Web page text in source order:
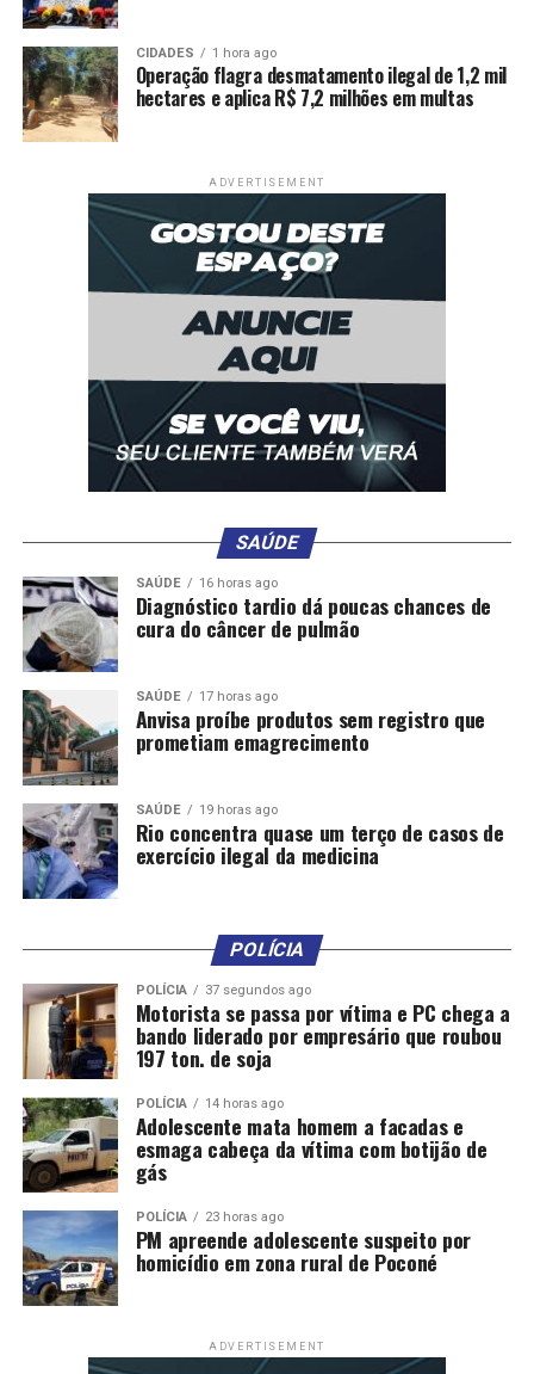
Comentários
MILITAR POLICIA
PM invade cativeiro, resgata três vítimas de sequestro e
tortura, e prende quatro bandidos em MT
Estelionatário é preso por fraude na venda de celular
iPhone pela internet
CIDADES 1 hora ago
Operação flagra desmatamento ilegal de 1,2 mil
hectares e aplica R$ 7,2 milhões em multas
ADVERTISEMENT
SAÚDE
SAÚDE 16 horas ago
Diagnóstico tardio dá poucas chances de
cura do câncer de pulmão
SAÚDE 17 horas ago
Anvisa proíbe produtos sem registro que
prometiam emagrecimento
SAÚDE 19 horas ago
Rio concentra quase um terço de casos de
exercício ilegal da medicina
POLÍCIA
POLÍCIA 37 segundos ago
Motorista se passa por vítima e PC chega a
bando liderado por empresário que roubou
197 ton. de soja
POLÍCIA 14 horas ago
Adolescente mata homem a facadas e
esmaga cabeça da vítima com botijão de
gás
POLÍCIA 23 horas ago
PM apreende adolescente suspeito por
homicídio em zona rural de Poconé
ADVERTISEMENT